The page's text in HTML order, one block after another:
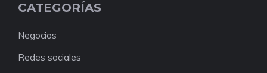
CATEGORÍAS
Negocios
Redes sociales